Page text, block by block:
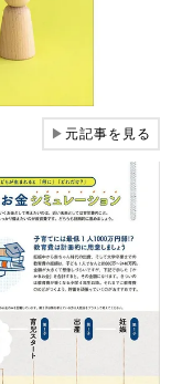
▶元記事を見る